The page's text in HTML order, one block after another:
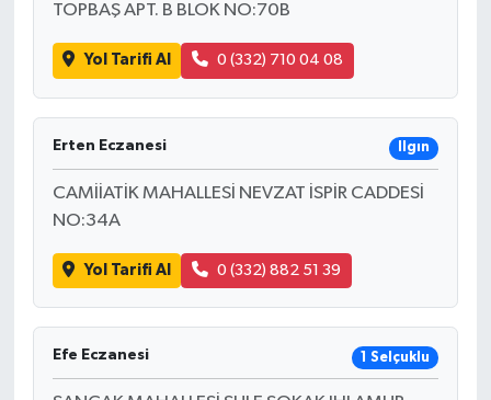
TOPBAŞ APT. B BLOK NO:70B
Yol Tarifi Al 0 (332) 710 04 08
Erten Eczanesi Ilgın
CAMİİATİK MAHALLESİ NEVZAT İSPİR CADDESİ
NO:34A
Yol Tarifi Al 0 (332) 882 51 39
Efe Eczanesi 1 Selçuklu